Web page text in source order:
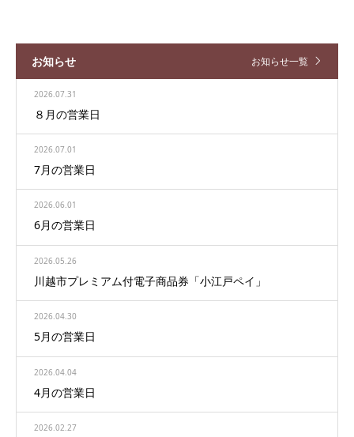
お知らせ お知らせ一覧
2026.07.31
８月の営業日
2026.07.01
7月の営業日
2026.06.01
6月の営業日
2026.05.26
川越市プレミアム付電子商品券「小江戸ペイ」
2026.04.30
5月の営業日
2026.04.04
4月の営業日
2026.02.27